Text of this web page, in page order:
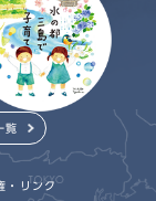
覧
・リンク